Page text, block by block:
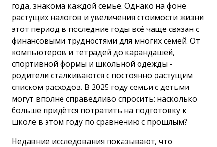
года, знакома каждой семье. Однако на фоне
растущих налогов и увеличения стоимости жизни
этот период в последние годы всё чаще связан с
финансовыми трудностями для многих семей. От
компьютеров и тетрадей до карандашей,
спортивной формы и школьной одежды -
родители сталкиваются с постоянно растущим
списком расходов. В 2025 году семьи с детьми
могут вполне справедливо спросить: насколько
больше придётся потратить на подготовку к
школе в этом году по сравнению с прошлым?
Недавние исследования показывают, что